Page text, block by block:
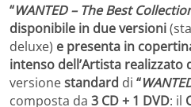
“WANTED – The Best
disponibile in due versioni
deluxe) e presenta in
intenso dell’Artista realizzato
versionestandard di “
composta da 3 CD + 1 DVD: il